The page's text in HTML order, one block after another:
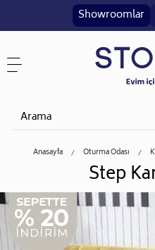
Showroomlar
Anasayfa Oturma Odası
Step